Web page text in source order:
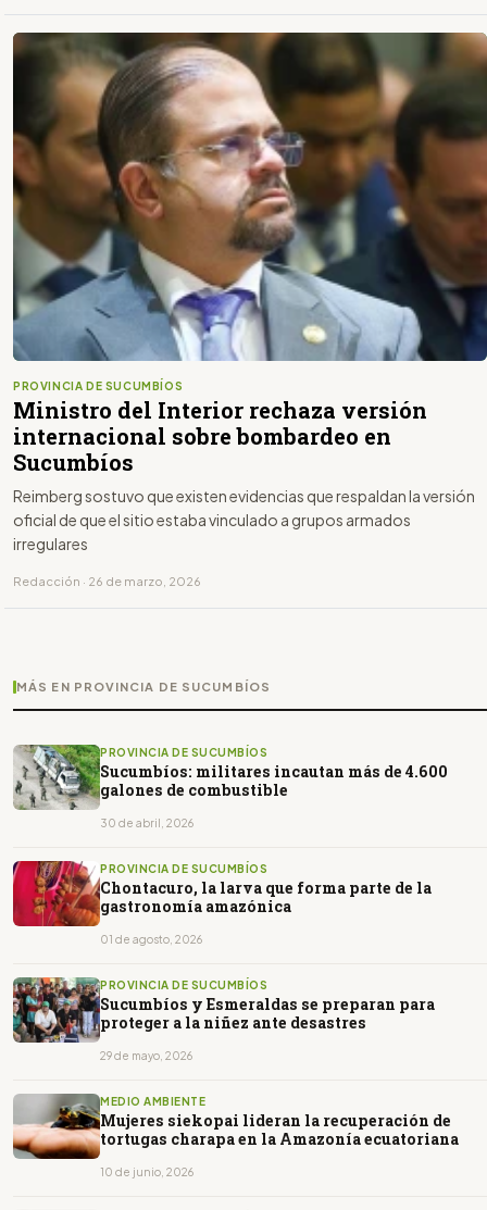
PROVINCIA DE SUCUMBÍOS
Ministro del Interior rechaza versión
internacional sobre bombardeo en
Sucumbíos
Reimberg sostuvo que existen evidencias que respaldan la versión
oficial de que el sitio estaba vinculado a grupos armados
irregulares
Redacción · 26 de marzo, 2026
MÁS EN PROVINCIA DE SUCUMBÍOS
PROVINCIA DE SUCUMBÍOS
Sucumbíos: militares incautan más de 4.600
galones de combustible
30 de abril, 2026
PROVINCIA DE SUCUMBÍOS
Chontacuro, la larva que forma parte de la
gastronomía amazónica
01 de agosto, 2026
PROVINCIA DE SUCUMBÍOS
Sucumbíos y Esmeraldas se preparan para
proteger a la niñez ante desastres
29 de mayo, 2026
MEDIO AMBIENTE
Mujeres siekopai lideran la recuperación de
tortugas charapa en la Amazonía ecuatoriana
10 de junio, 2026